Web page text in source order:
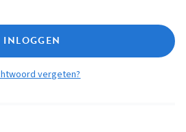
INLOGGEN
vergeten?